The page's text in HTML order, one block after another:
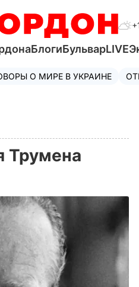
БлогиБульварLIVE
О МИРЕ В УКРАИНЕ
Трумена